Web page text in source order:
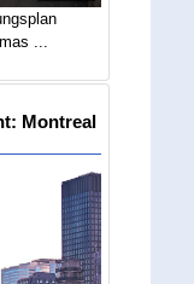
...
Montreal